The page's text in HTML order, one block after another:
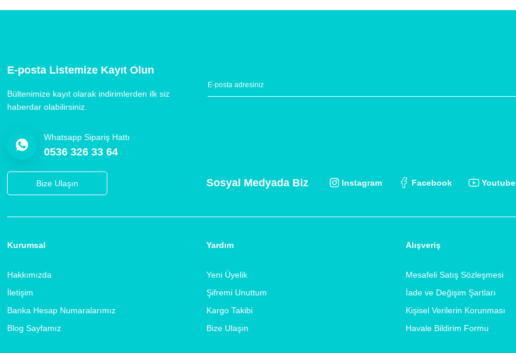
E-posta Listemize Kayıt Olun
Bültenimize kayıt olarak indirimlerden ilk siz
haberdar olabilirsiniz.
Whatsapp Sipariş Hattı
0536 326 33 64
Bize Ulaşın Sosyal Medyada Biz Instagram Facebook Youtube
Kurumsal
Hakkımızda
İletişim
Banka Hesap Numaralarımız
Blog Sayfamız
Yardım
Yeni Üyelik
Şifremi Unuttum
Kargo Takibi
Bize Ulaşın
Alışveriş
Mesafeli Satış Sözleşmesi
İade ve Değişim Şartları
Kişisel Verilerin Korunması
Havale Bildirim Formu